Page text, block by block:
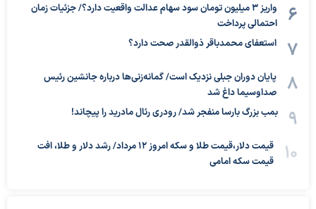
واریز ۳ میلیون تومان سود سهام عدالت واقعیت دارد؟/ جزئیات زمان
احتمالی پرداخت
استعفای محمدباقر ذوالقدر صحت دارد؟
پایان دوران جبلی نزدیک است/ گمانه‌زنی‌ها درباره جانشین رئیس
صداوسیما داغ شد
بمب بزرگ بارسا منفجر شد/ رودری رئال مادرید را پیچاند!
قیمت دلار،قیمت طلا و سکه امروز ۱۲ مرداد/ رشد دلار و طلا، افت
قیمت سکه امامی